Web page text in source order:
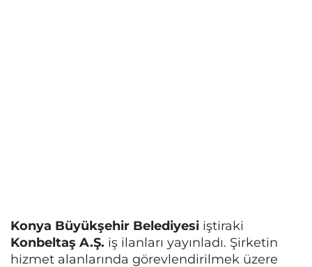
Konya Büyükşehir Belediyesi iştiraki
Konbeltaş A.Ş. iş ilanları yayınladı. Şirketin
hizmet alanlarında görevlendirilmek üzere